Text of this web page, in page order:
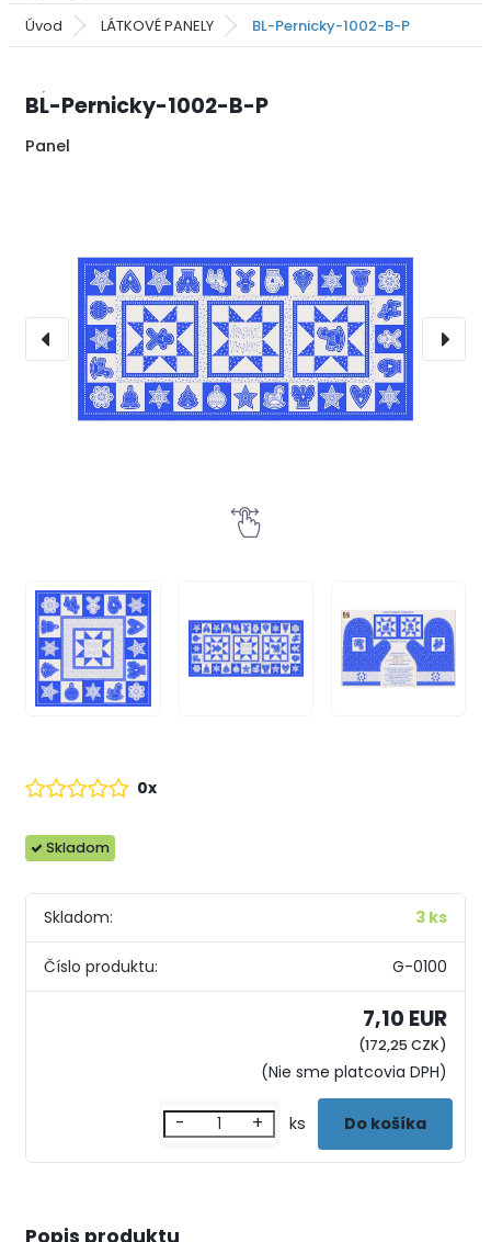
Úvod LÁTKOVÉ PANELY BL-Pernicky-1002-B-P
BL-Pernicky-1002-B-P
Panel
Skladom
0x
Skladom: 3 ks
Číslo produktu: G-0100
7,10 EUR
(172,25 CZK)
(Nie sme platcovia DPH)
- + ks